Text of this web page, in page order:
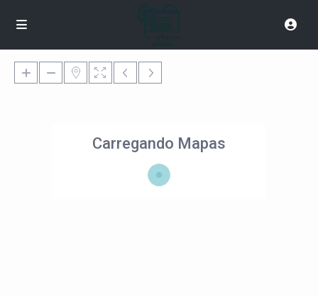
Carregando Mapas